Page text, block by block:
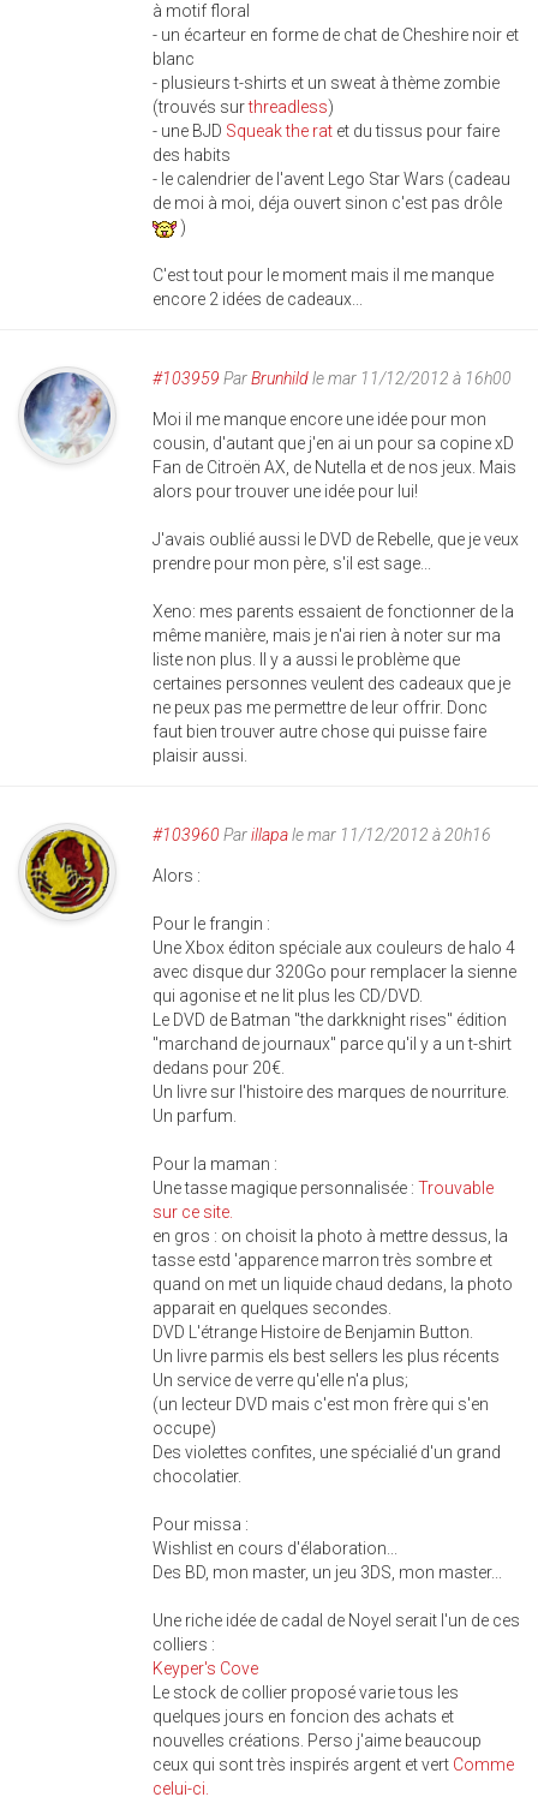
à motif floral
- un écarteur en forme de chat de Cheshire noir et
blanc
- plusieurs t-shirts et un sweat à thème zombie
(trouvés surthreadless)
- une BJD Squeak the rat et du tissus pour faire
des habits
- le calendrier de l'avent Lego Star Wars (cadeau
de moi à moi, déja ouvert sinon c'est pas drôle
)
C'est tout pour le moment mais il me manque
encore 2 idées de cadeaux...
#103959 ParBrunhildle mar 11/12/2012 à 16h00
Moi il me manque encore une idée pour mon
cousin, d'autant que j'en ai un pour sa copine xD
Fan de Citroën AX, de Nutella et de nos jeux. Mais
alors pour trouver une idée pour lui!
J'avais oublié aussi le DVD de Rebelle, que je veux
prendre pour mon père, s'il est sage...
Xeno: mes parents essaient de fonctionner de la
même manière, mais je n'ai rien à noter sur ma
liste non plus. Il y a aussi le problème que
certaines personnes veulent des cadeaux que je
ne peux pas me permettre de leur offrir. Donc
faut bien trouver autre chose qui puisse faire
plaisir aussi.
#103960 Parillapale mar 11/12/2012 à 20h16
Alors :
Pour le frangin :
Une Xbox éditon spéciale aux couleurs de halo 4
avec disque dur 320Go pour remplacer la sienne
qui agonise et ne lit plus les CD/DVD.
Le DVD de Batman "the darkknight rises" édition
"marchand de journaux" parce qu'il y a un t-shirt
dedans pour 20€.
Un livre sur l'histoire des marques de nourriture.
Un parfum.
Pour la maman :
Une tasse magique personnalisée : Trouvable
sur ce site.
en gros : on choisit la photo à mettre dessus, la
tasse estd 'apparence marron très sombre et
quand on met un liquide chaud dedans, la photo
apparait en quelques secondes.
DVD L'étrange Histoire de Benjamin Button.
Un livre parmis els best sellers les plus récents
Un service de verre qu'elle n'a plus;
(un lecteur DVD mais c'est mon frère qui s'en
occupe)
Des violettes confites, une spécialié d'un grand
chocolatier.
Pour missa :
Wishlist en cours d'élaboration...
Des BD, mon master, un jeu 3DS, mon master...
Une riche idée de cadal de Noyel serait l'un de ces
colliers :
Keyper's Cove
Le stock de collier proposé varie tous les
quelques jours en foncion des achats et
nouvelles créations. Perso j'aime beaucoup
ceux qui sont très inspirés argent et vert Comme
celui-ci.